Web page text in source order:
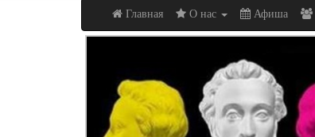
Главная О нас Афиша